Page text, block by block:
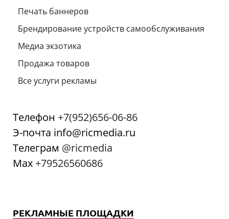
Печать баннеров
Брендирование устройств самообслуживания
Медиа экзотика
Продажа товаров
Все услуги рекламы
Телефон +7(952)656-06-86
Э-почта info@ricmedia.ru
Телеграм @ricmedia
Мах +79526560686
РЕКЛАМНЫЕ ПЛОЩАДКИ